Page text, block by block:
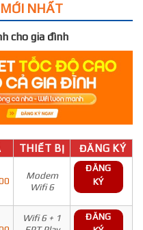
MỚI NHẤT
cho gia đình
THIẾT BỊ ĐĂNG KÝ
Modem
Wifi 6
ĐĂNG
KÝ
Wifi 6 + 1
ĐĂNG